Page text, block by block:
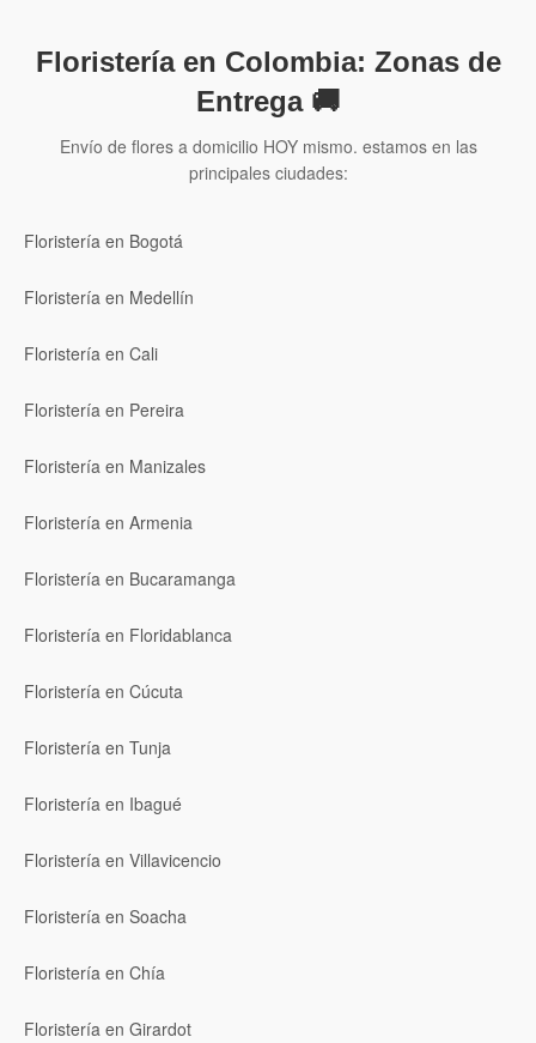
Floristería en Colombia: Zonas de
Entrega 🚚
Envío de flores a domicilio HOY mismo. estamos en las
principales ciudades:
Floristería en Bogotá
Floristería en Medellín
Floristería en Cali
Floristería en Pereira
Floristería en Manizales
Floristería en Armenia
Floristería en Bucaramanga
Floristería en Floridablanca
Floristería en Cúcuta
Floristería en Tunja
Floristería en Ibagué
Floristería en Villavicencio
Floristería en Soacha
Floristería en Chía
Floristería en Girardot